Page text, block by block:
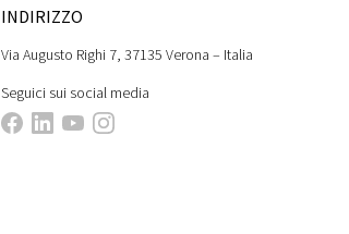
INDIRIZZO
Via Augusto Righi 7, 37135 Verona – Italia
Seguici sui social media